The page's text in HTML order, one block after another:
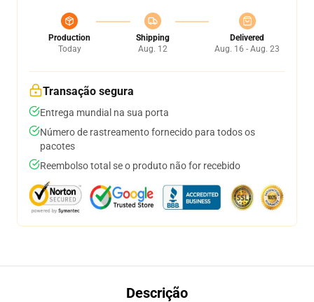
Production
Today
Shipping
Aug. 12
Delivered
Aug. 16 - Aug. 23
Transação segura
Entrega mundial na sua porta
Número de rastreamento fornecido para todos os
pacotes
Reembolso total se o produto não for recebido
Descrição